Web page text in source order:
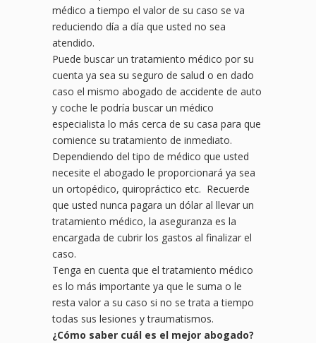
médico a tiempo el valor de su caso se va
reduciendo día a día que usted no sea
atendido.
Puede buscar un tratamiento médico por su
cuenta ya sea su seguro de salud o en dado
caso el mismo abogado de accidente de auto
y coche le podría buscar un médico
especialista lo más cerca de su casa para que
comience su tratamiento de inmediato.
Dependiendo del tipo de médico que usted
necesite el abogado le proporcionará ya sea
un ortopédico, quiropráctico etc. Recuerde
que usted nunca pagara un dólar al llevar un
tratamiento médico, la aseguranza es la
encargada de cubrir los gastos al finalizar el
caso.
Tenga en cuenta que el tratamiento médico
es lo más importante ya que le suma o le
resta valor a su caso si no se trata a tiempo
todas sus lesiones y traumatismos.
¿Cómo saber cuál es el mejor abogado?